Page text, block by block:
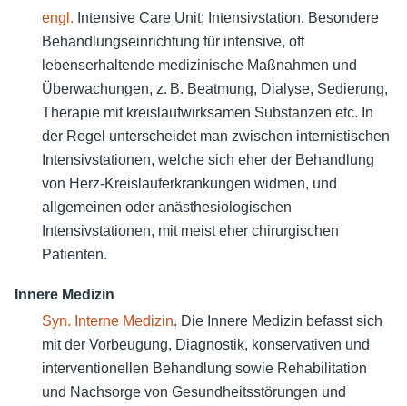
engl. Intensive Care Unit; Intensivstation. Besondere
Behandlungseinrichtung für intensive, oft
lebenserhaltende medizinische Maßnahmen und
Überwachungen, z. B. Beatmung, Dialyse, Sedierung,
Therapie mit kreislaufwirksamen Substanzen etc. In
der Regel unterscheidet man zwischen internistischen
Intensivstationen, welche sich eher der Behandlung
von Herz-Kreislauferkrankungen widmen, und
allgemeinen oder anästhesiologischen
Intensivstationen, mit meist eher chirurgischen
Patienten.
Innere Medizin
Syn. Interne Medizin. Die Innere Medizin befasst sich
mit der Vorbeugung, Diagnostik, konservativen und
interventionellen Behandlung sowie Rehabilitation
und Nachsorge von Gesundheitsstörungen und